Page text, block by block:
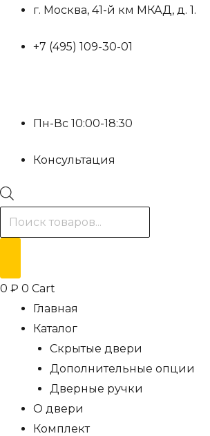
Перейти
содержимому
г. Москва, 41-й км МКАД, д. 1.
+7 (495) 109-30-01
Пн-Вс 10:00-18:30
Консультация
Поиск
товаров
0 ₽ 0 Cart
Главная
Каталог
Скрытые двери
Дополнительные опции
Дверные ручки
О двери
Комплект